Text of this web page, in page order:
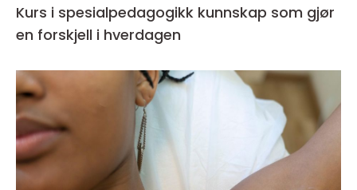
Kurs i spesialpedagogikk kunnskap som gjør
en forskjell i hverdagen